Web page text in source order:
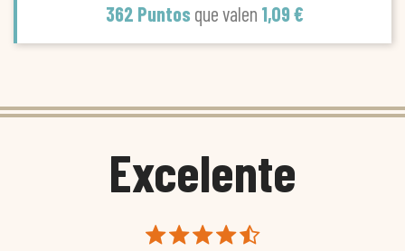
362 Puntos que valen 1,09 €
Excelente